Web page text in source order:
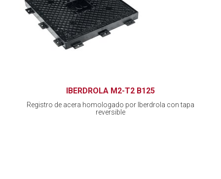
IBERDROLA M2-T2 B125
Registro de acera homologado por Iberdrola con tapa
reversible